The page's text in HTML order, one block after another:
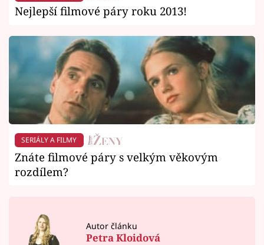
Nejlepší filmové páry roku 2013!
SERIÁLY A FILMY
Znáte filmové páry s velkým věkovým
rozdílem?
Autor článku
Petra Kloidová